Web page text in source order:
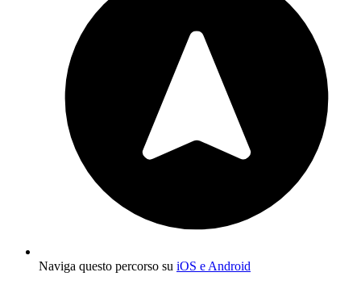
Naviga questo percorso su iOS e Android